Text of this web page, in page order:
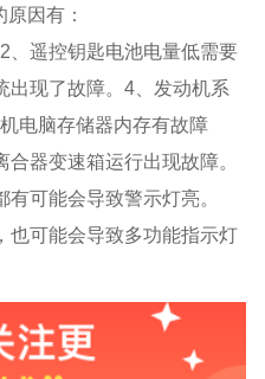
因有：
、遥控钥匙电池电量低需要
出现了故障。4、发动机系
电脑存储器内存有故障
器变速箱运行出现故障。
可能会导致警示灯亮。
也可能会导致多功能指示灯